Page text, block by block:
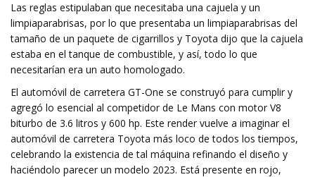
Las reglas estipulaban que necesitaba una cajuela y un
limpiaparabrisas, por lo que presentaba un limpiaparabrisas del
tamaño de un paquete de cigarrillos y Toyota dijo que la cajuela
estaba en el tanque de combustible, y así, todo lo que
necesitarían era un auto homologado.
El automóvil de carretera GT-One se construyó para cumplir y
agregó lo esencial al competidor de Le Mans con motor V8
biturbo de 3.6 litros y 600 hp. Este render vuelve a imaginar el
automóvil de carretera Toyota más loco de todos los tiempos,
celebrando la existencia de tal máquina refinando el diseño y
haciéndolo parecer un modelo 2023. Está presente en rojo,